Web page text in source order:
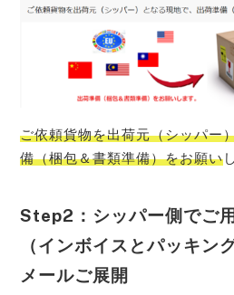
ご依頼貨物を出荷元（シッパー
備（梱包＆書類準備）をお願い
Step2：シッパー側でご
（インボイスとパッキン
メールご展開